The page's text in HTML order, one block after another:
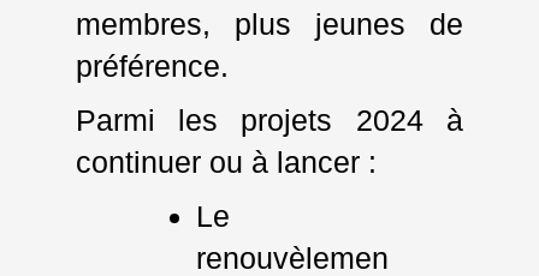
membres, plus jeunes de
préférence.
Parmi les projets 2024 à
continuer ou à lancer :
Le
renouvèlemen